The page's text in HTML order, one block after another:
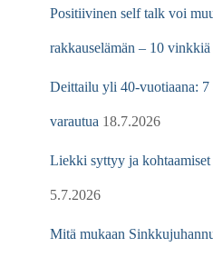
Positiivinen self talk voi
rakkauselämän – 10 vinkkiä
Deittailu yli 40-vuotiaana: 7
varautua 18.7.2026
Liekki syttyy ja kohtaamiset
5.7.2026
Mitä mukaan